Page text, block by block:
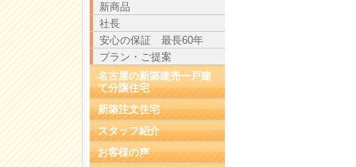
新商品
社長
安心の保証 最長60年
プラン・ご提案
名古屋の新築建売一戸建
て分譲住宅
新築注文住宅
スタッフ紹介
お客様の声